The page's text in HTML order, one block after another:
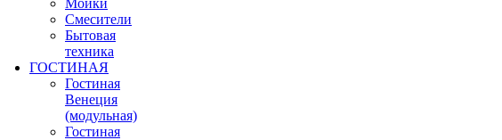
Мойки
Смесители
Бытовая
техника
ГОСТИНАЯ
Гостиная
Венеция
(модульная)
Гостиная